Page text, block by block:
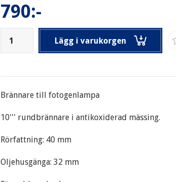
790:-
Lägg i varukorgen
Brännare till fotogenlampa
10''' rundbrännare i antikoxiderad mässing.
Rörfattning: 40 mm
Oljehusgänga: 32 mm